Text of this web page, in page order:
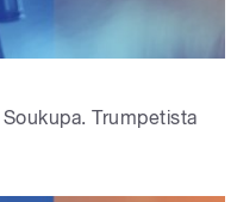
Trumpetista